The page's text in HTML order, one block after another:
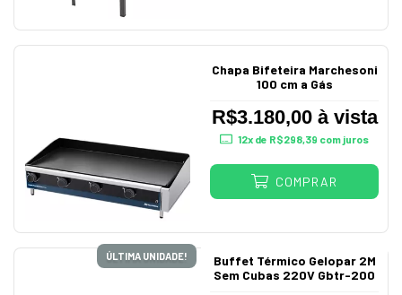
Chapa Bifeteira Marchesoni
100 cm a Gás
R$3.180,00 à vista
12x de R$298,39 com juros
COMPRAR
ÚLTIMA UNIDADE!
Buffet Térmico Gelopar 2M
Sem Cubas 220V Gbtr-200